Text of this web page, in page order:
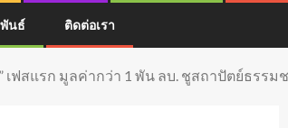
นธ์ ติดต่อเรา
เฟสแรก มูลค่ากว่า 1 พัน ลบ. ชูสถาปัตย์ธรร